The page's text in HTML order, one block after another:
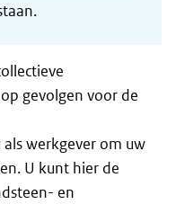
gevolgen voor de
werkgever om uw
U kunt hier de
en